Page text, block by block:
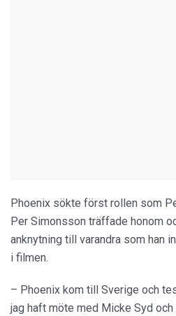
Phoenix sökte först rollen som
Per Simonsson träffade honom
anknytning till varandra som han
i filmen.
– Phoenix kom till Sverige och
jag haft möte med Micke Syd